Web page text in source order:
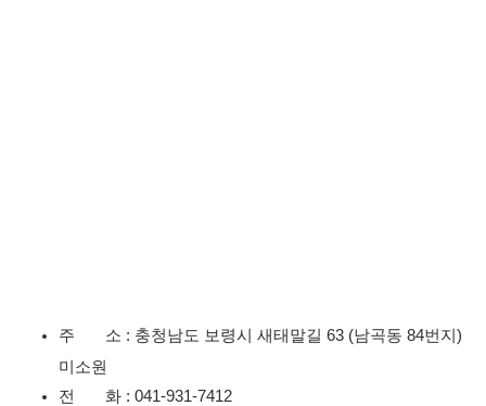
주 소 : 충청남도 보령시 새태말길 63 (남곡동 84번지)
미소원
전 화 : 041-931-7412